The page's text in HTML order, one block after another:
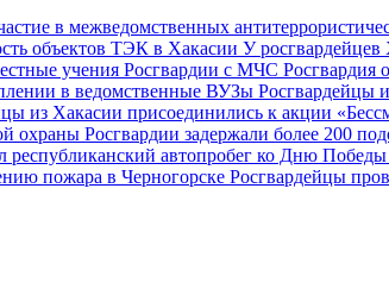
в межведомственных
объектов ТЭК в Хакасии У росгвардейцев
учения Росгвардии с МЧС Росгвардия
в ведомственные ВУЗы Росгвардейцы
из Хакасии присоединились к акции
охраны Росгвардии задержали более 200
республиканский автопробег ко Дню Победы
пожара в Черногорске Росгвардейцы